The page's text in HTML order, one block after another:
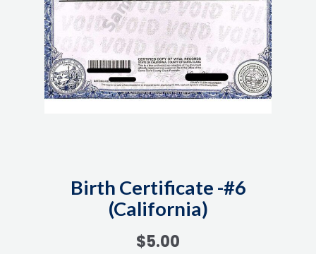
Birth Certificate -#6
(California)
$5.00